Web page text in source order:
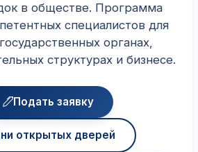
в обществе. Программа
специалистов для
органах,
структурах и бизнесе.
Подать заявку
открытых дверей